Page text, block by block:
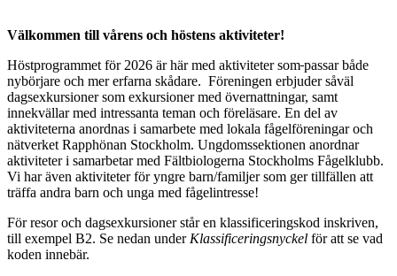
Välkommen till vårens och höstens aktiviteter!
Höstprogrammet för 2026 är här med aktiviteter som passar både
nybörjare och mer erfarna skådare. Föreningen erbjuder såväl
dagsexkursioner som exkursioner med övernattningar, samt
innekvällar med intressanta teman och föreläsare. En del av
aktiviteterna anordnas i samarbete med lokala fågelföreningar och
nätverket Rapphönan Stockholm. Ungdomssektionen anordnar
aktiviteter i samarbetar med Fältbiologerna Stockholms Fågelklubb.
Vi har även aktiviteter för yngre barn/familjer som ger tillfällen att
träffa andra barn och unga med fågelintresse!
För resor och dagsexkursioner står en klassificeringskod inskriven,
till exempel B2. Se nedan under Klassificeringsnyckel för att se vad
koden innebär.